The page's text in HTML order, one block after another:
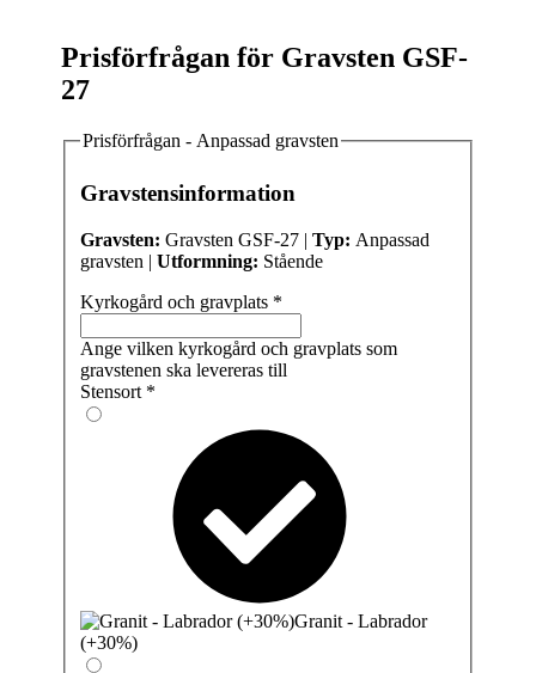
Prisförfrågan för Gravsten GSF-
27
Prisförfrågan - Anpassad gravsten
Gravstensinformation
Gravsten: Gravsten GSF-27 |Typ: Anpassad
gravsten |Utformning: Stående
Kyrkogård och gravplats *
Ange vilken kyrkogård och gravplats som
gravstenen ska levereras till
Stensort *
Granit - Labrador
(+30%)